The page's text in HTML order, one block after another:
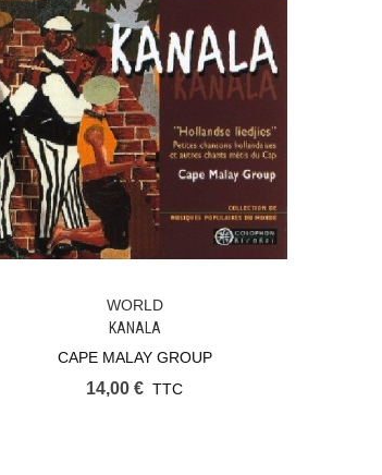
Ajouter Au Panier
WORLD
KANALA
CAPE MALAY GROUP
14,00 € TTC